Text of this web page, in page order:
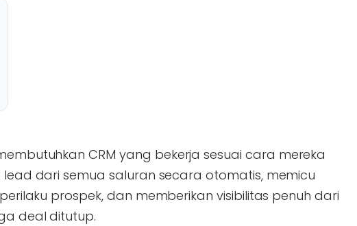
CRM yang bekerja sesuai cara mereka
dari semua saluran secara otomatis, memicu
prospek, dan memberikan visibilitas penuh dari
deal ditutup.